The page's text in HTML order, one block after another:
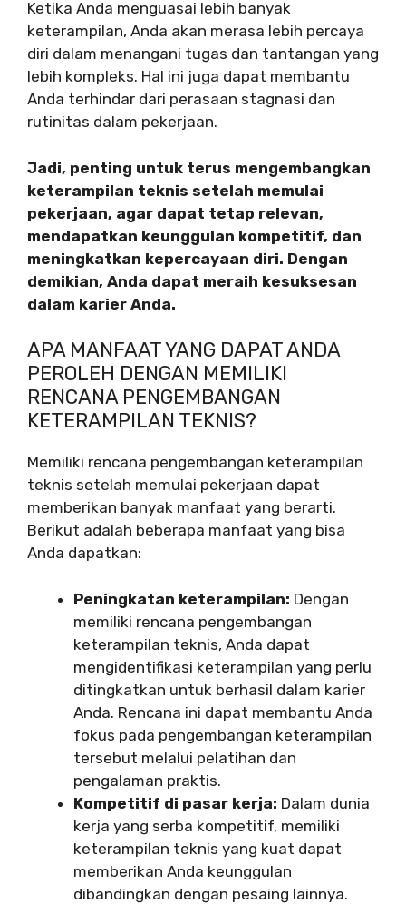
Ketika Anda menguasai lebih banyak
keterampilan, Anda akan merasa lebih percaya
diri dalam menangani tugas dan tantangan yang
lebih kompleks. Hal ini juga dapat membantu
Anda terhindar dari perasaan stagnasi dan
rutinitas dalam pekerjaan.
Jadi, penting untuk terus mengembangkan
keterampilan teknis setelah memulai
pekerjaan, agar dapat tetap relevan,
mendapatkan keunggulan kompetitif, dan
meningkatkan kepercayaan diri. Dengan
demikian, Anda dapat meraih kesuksesan
dalam karier Anda.
APA MANFAAT YANG DAPAT ANDA
PEROLEH DENGAN MEMILIKI
RENCANA PENGEMBANGAN
KETERAMPILAN TEKNIS?
Memiliki rencana pengembangan keterampilan
teknis setelah memulai pekerjaan dapat
memberikan banyak manfaat yang berarti.
Berikut adalah beberapa manfaat yang bisa
Anda dapatkan:
Peningkatan keterampilan: Dengan
memiliki rencana pengembangan
keterampilan teknis, Anda dapat
mengidentifikasi keterampilan yang perlu
ditingkatkan untuk berhasil dalam karier
Anda. Rencana ini dapat membantu Anda
fokus pada pengembangan keterampilan
tersebut melalui pelatihan dan
pengalaman praktis.
Kompetitif di pasar kerja: Dalam dunia
kerja yang serba kompetitif, memiliki
keterampilan teknis yang kuat dapat
memberikan Anda keunggulan
dibandingkan dengan pesaing lainnya.